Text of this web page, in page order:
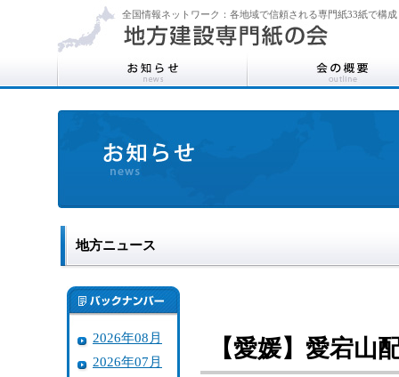
全国情報ネットワーク：各地域で信頼される専門紙33紙で構成
地方ニュース
2026年08月
2026年07月
【愛媛】愛宕山